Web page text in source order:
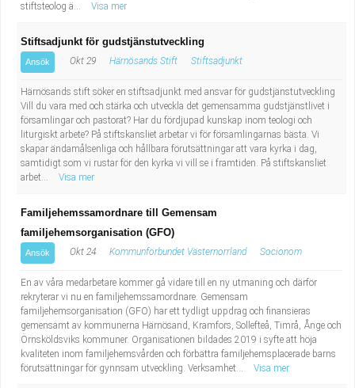
stiftsteolog ä...
Visa mer
Stiftsadjunkt för gudstjänstutveckling
Ansök Okt 29 Härnösands Stift Stiftsadjunkt
Härnösands stift söker en stiftsadjunkt med ansvar för gudstjänstutveckling
Vill du vara med och stärka och utveckla det gemensamma gudstjänstlivet i
församlingar och pastorat? Har du fördjupad kunskap inom teologi och
liturgiskt arbete? På stiftskansliet arbetar vi för församlingarnas bästa. Vi
skapar ändamålsenliga och hållbara förutsättningar att vara kyrka i dag,
samtidigt som vi rustar för den kyrka vi vill se i framtiden. På stiftskansliet
arbet...
Visa mer
Familjehemssamordnare till Gemensam
familjehemsorganisation (GFO)
Ansök Okt 24 Kommunförbundet Västernorrland Socionom
En av våra medarbetare kommer gå vidare till en ny utmaning och därför
rekryterar vi nu en familjehemssamordnare. Gemensam
familjehemsorganisation (GFO) har ett tydligt uppdrag och finansieras
gemensamt av kommunerna Härnösand, Kramfors, Sollefteå, Timrå, Ånge och
Örnsköldsviks kommuner. Organisationen bildades 2019 i syfte att höja
kvaliteten inom familjehemsvården och förbättra familjehemsplacerade barns
förutsättningar för gynnsam utveckling. Verksamhet...
Visa mer